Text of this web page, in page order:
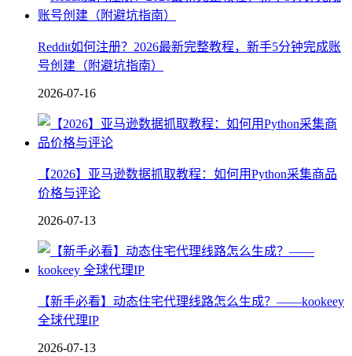
Reddit如何注册？2026最新完整教程，新手5分钟完成账
号创建（附避坑指南）
2026-07-16
【2026】亚马逊数据抓取教程：如何用Python采集商品
价格与评论
2026-07-13
【新手必看】动态住宅代理线路怎么生成？——kookeey
全球代理IP
2026-07-13